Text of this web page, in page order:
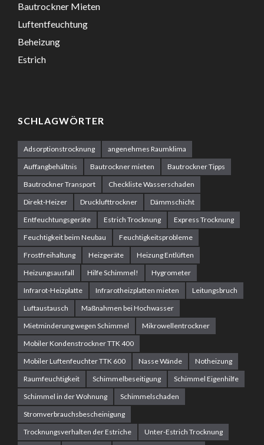
Bautrockner Mieten
Luftentfeuchtung
Beheizung
Estrich
SCHLAGWÖRTER
Adsorptionstrocknung
angenehmes Raumklima
Auffangbehältnis
Bautrockner mieten
Bautrockner Tipps
Bautrockner Transport
Checkliste Wasserschaden
Direkt-Heizer
Drucklufttrockner
Dämmschicht
Entfeuchtungsgeräte
Estrich Trocknung
Express Trocknung
Feuchtigkeit beim Neubau
Feuchtigkeitsprobleme
Frostfreihaltung
Heizgeräte
Heizung Entlüften
Heizungsausfall
Hilfe Schimmel!
Hygrometer
Infrarot-Heizplatte
Infrarotheizplatten mieten
Leitungsbruch
Luftaustausch
Maßnahmen bei Hochwasser
Mietminderung wegen Schimmel
Mikrowellentrockner
Mobiler Kondenstrockner TTK 400
Mobiler Luftenfeuchter TTK 600
Nasse Wände
Notheizung
Raumfeuchtigkeit
Schimmelbeseitigung
Schimmel Eigenhilfe
Schimmel in der Wohnung
Schimmelschaden
Stromverbrauchsbescheinigung
Trocknungsverhalten der Estriche
Unter-Estrich Trocknung